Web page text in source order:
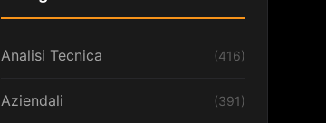
Analisi Tecnica (416)
Aziendali (391)